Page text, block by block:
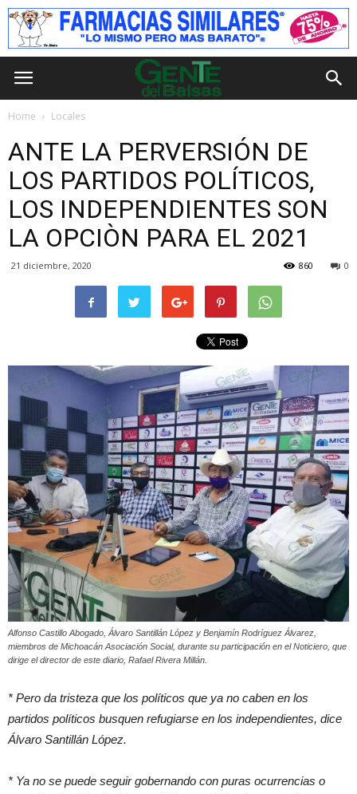
Home Locales
ANTE LA PERVERSIÓN DE
LOS PARTIDOS POLÍTICOS,
LOS INDEPENDIENTES SON
LA OPCIÒN PARA EL 2021
21 diciembre, 2020 0
860
Alfonso Castillo Abogado, Álvaro Santillán López y Benjamín Rodríguez Álvarez,
miembros de Michoacán Asociación Social, durante su participación en el Noticiero, que
dirige el director de este diario, Rafael Rivera Millán.
* Pero da tristeza que los políticos que ya no caben en los
partidos políticos busquen refugiarse en los independientes, dice
Álvaro Santillán López.
* Ya no se puede seguir gobernando con puras ocurrencias o